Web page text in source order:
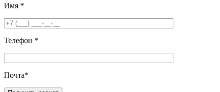
Имя *
Телефон *
Почта*